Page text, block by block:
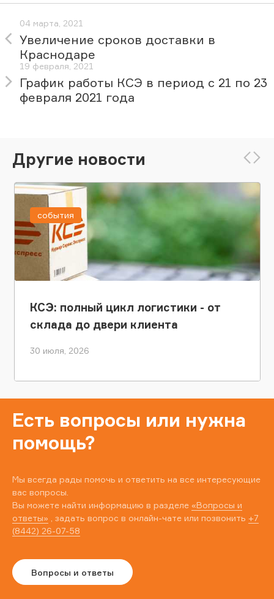
04 марта, 2021
Увеличение сроков доставки в
Краснодаре
19 февраля, 2021
График работы КСЭ в период с 21 по 23
февраля 2021 года
Другие новости
КСЭ: полный цикл логистики - от
склада до двери клиента
30 июля, 2026
события
Есть вопросы или нужна
помощь?
Мы всегда рады помочь и ответить на все интересующие
вас вопросы.
Вы можете найти информацию в разделе «Вопросы и
ответы» , задать вопрос в онлайн-чате или позвонить +7
(8442) 26-07-58
Вопросы и ответы